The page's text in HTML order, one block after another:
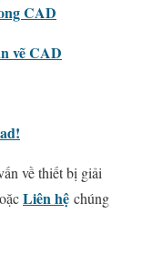
CAD
vẽ CAD
về thiết bị giải
Liên hệ chúng